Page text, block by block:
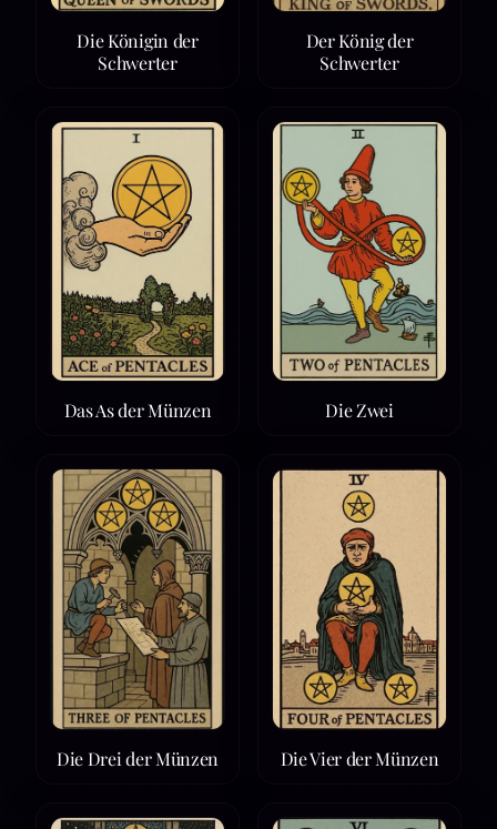
Die Königin der
Schwerter
Der König der
Schwerter
Das As der Münzen Die Zwei
Die Drei der Münzen Die Vier der Münzen